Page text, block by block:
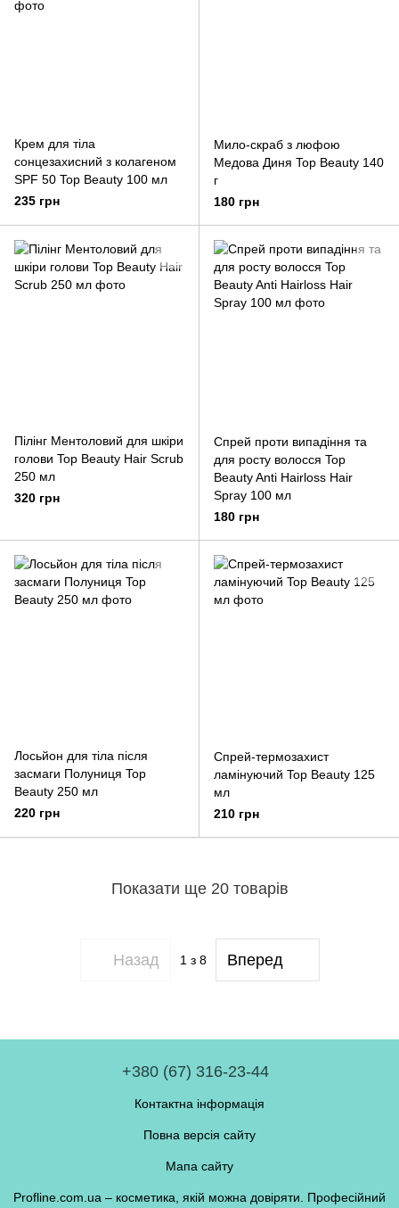
Крем для тіла
сонцезахисний з колагеном
SPF 50 Top Beauty 100 мл
235 грн
Мило-скраб з люфою
Медова Диня Top Beauty 140
г
180 грн
Пілінг Ментоловий для шкіри
голови Top Beauty Hair Scrub
250 мл
320 грн
Спрей проти випадіння та
для росту волосся Top
Beauty Anti Hairloss Hair
Spray 100 мл
180 грн
Лосьйон для тіла після
засмаги Полуниця Top
Beauty 250 мл
220 грн
Спрей-термозахист
ламінуючий Top Beauty 125
мл
210 грн
Показати ще 20 товарів
Назад 1з 8 Вперед
+380 (67) 316-23-44
Контактна інформація
Повна версія сайту
Мапа сайту
Profline.com.ua – косметика, якій можна довіряти. Професійний